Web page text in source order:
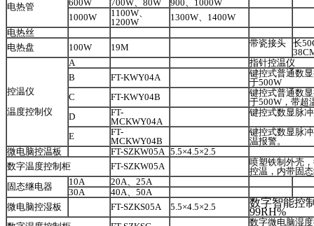
电热管
600W
700W、80W
900、1000W
1000W
1100W、
1200W
1300W、1400W
电热丝
电热盘
100W 19M 带瓷接头 长
控温仪
温度控制仪
A
指针控温仪
B
FT-KWY04A
键控式普通数
于500W
C
FT-KWY04B
键控式普通数
于500W，带超
D
FT-
MCKWY04A
键控式数显脉
E
FT-
MCKWY04B
键控式数显脉
温报警。
微电脑控温板
FT-SZKW05A 5.5×4.5×2.5
数字温度控制柜
FT-SZKW05A
喷塑铁制外壳
控温，内带固
固态继电器
10A
20A、25A
30A
40A、50A
微电脑控湿板
FT-SZKS05A 5.5×4.5×2.5 数字智能控
99RH%
数字微电脑湿